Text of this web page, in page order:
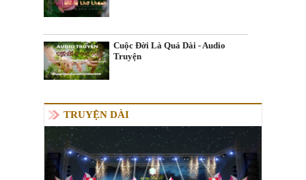
Cuộc Đời Là Quá Dài - Audio
Truyện
TRUYỆN DÀI